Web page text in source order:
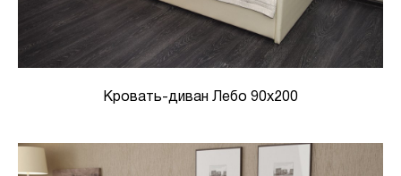
Кровать-диван Лебо 90х200